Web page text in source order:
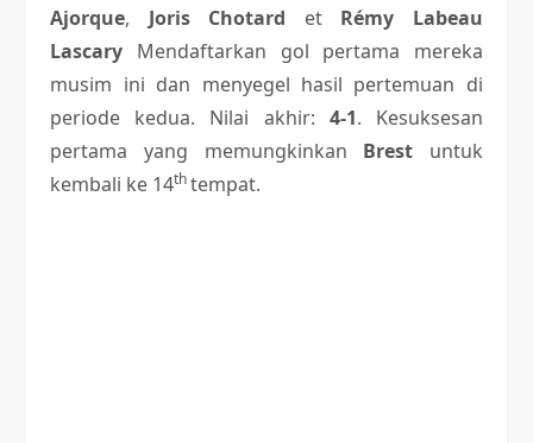
Ajorque, Joris Chotard et Rémy Labeau
Lascary Mendaftarkan gol pertama mereka
musim ini dan menyegel hasil pertemuan di
periode kedua. Nilai akhir: 4-1. Kesuksesan
pertama yang memungkinkan Brest untuk
kembali ke 14thtempat.